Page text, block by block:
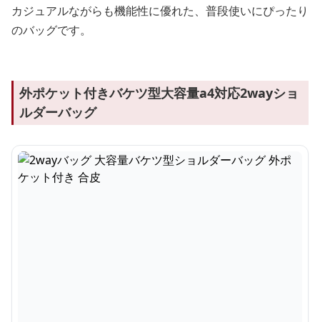
カジュアルながらも機能性に優れた、普段使いにぴったり
のバッグです。
外ポケット付きバケツ型大容量a4対応2wayショ
ルダーバッグ